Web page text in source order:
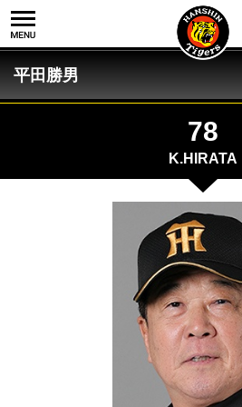
平田勝男
78
K.HIRATA